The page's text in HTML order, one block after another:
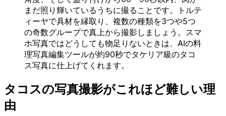
まだ照り輝いているうちに撮ることです。トルテ
ィーヤで具材を縁取り、複数の種類を3つや5つ
の奇数グループで真上から撮影しましょう。スマ
ホ写真ではどうしても物足りないときは、AIの料
理写真編集ツールが約90秒でタケリア級のタコ
ス写真に仕上げてくれます。
タコスの写真撮影がこれほど難しい理
由